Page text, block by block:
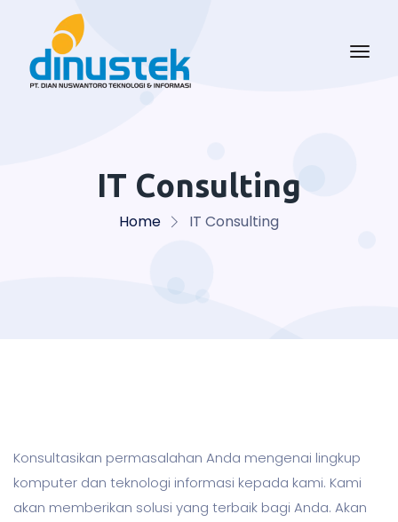
IT Consulting
Home IT Consulting
Konsultasikan permasalahan Anda mengenai lingkup
komputer dan teknologi informasi kepada kami. Kami
akan memberikan solusi yang terbaik bagi Anda. Akan